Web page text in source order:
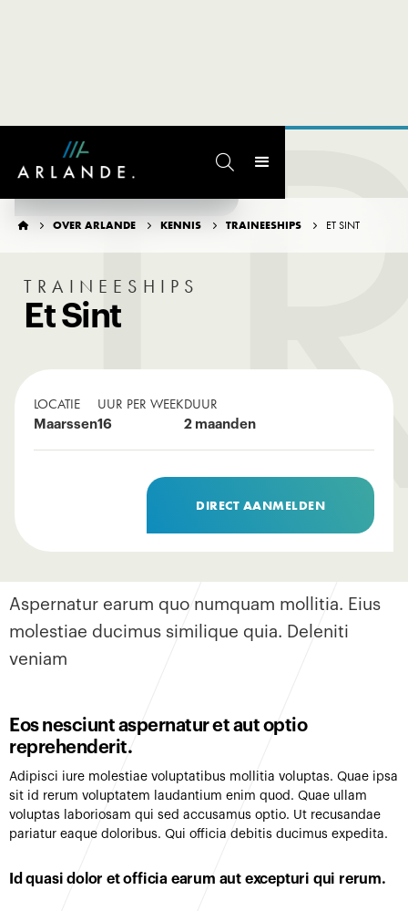

  OVER ARLANDE  KENNIS  TRAINEESHIPS  ET SINT
TRAINEESHIPS
Et Sint
LOCATIE
Maarssen
UUR PER WEEK
16
DUUR
2 maanden
DIRECT AANMELDEN
Aspernatur earum quo numquam mollitia. Eius
molestiae ducimus similique quia. Deleniti
veniam
Eos nesciunt aspernatur et aut optio
reprehenderit.
Adipisci iure molestiae voluptatibus mollitia voluptas. Quae ipsa
sit id rerum voluptatem laudantium enim quod. Quae ullam
voluptas laboriosam qui sed accusamus optio. Ut recusandae
pariatur eaque doloribus. Qui officia debitis ducimus expedita.
Id quasi dolor et officia earum aut excepturi qui rerum.